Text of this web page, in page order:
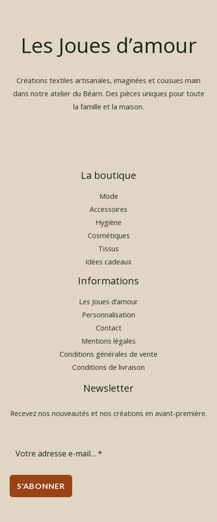
r
i
:
1
,
2
0
€
Les Joues d’amour
Créations textiles artisanales, imaginées et cousues main
dans notre atelier du Béarn. Des pièces uniques pour toute
la famille et la maison.
La boutique
Mode
Accessoires
Hygiène
Cosmétiques
Tissus
Idées cadeaux
Informations
Les Joues d’amour
Personnalisation
Contact
Mentions légales
Conditions générales de vente
Conditions de livraison
Newsletter
Recevez nos nouveautés et nos créations en avant-première.
S'ABONNER